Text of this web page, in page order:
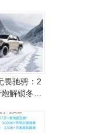
择
畏驰骋：2
解锁冬日